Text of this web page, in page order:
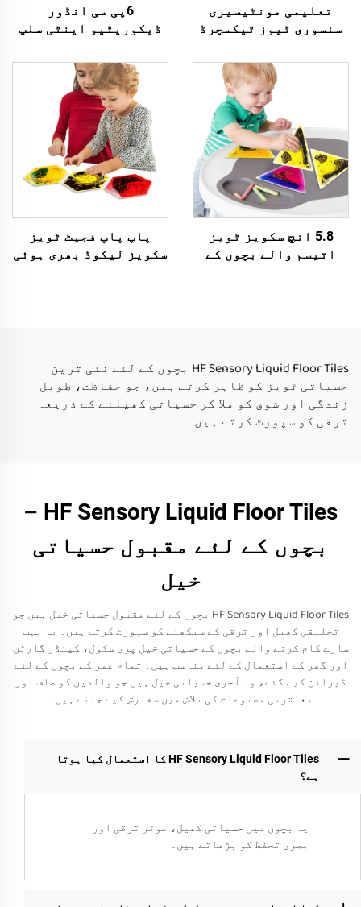
تعلیمی مونٹیسیری
سنسوری ٹیوز ٹیکسچرڈ
ٹائیلز کڈ پلی میٹ
سنسوری ٹیوز برائے
خودشاناسی بچوں
6پی سی انڈور
ڈیکوریٹیو اینٹی سلپ
تعلیمی طےین سٹائرکیس
فلور میٹ حسی خیلوں کے
لئے ات Zak Spectrum
بچوں کے لئے
5.8 انچ سکویز ٹویز
اتیسم والے بچوں کے
پاپ پاپ فجیٹ ٹویز
سکویز لیکوڈ بھری ہوئی
HF Sensory Liquid Floor Tiles بچوں کے لئے نئی ترین
حسیاتی ٹویز کو ظاہر کرتے ہیں، جو حفاظت، طویل
زندگی اور شوق کو ملا کر حسیاتی کھیلنے کے ذریعہ
ترقی کو سپورٹ کرتے ہیں۔
HF Sensory Liquid Floor Tiles –
بچوں کے لئے مقبول حسیاتی
خیل
HF Sensory Liquid Floor Tiles بچوں کے لئے مقبول حسیاتی خیل ہیں جو
تخلیقی کھیل اور ترقی کے سیکھنے کو سپورٹ کرتے ہیں۔ یہ بہت
سارے کام کرنے والے بچوں کے حسیاتی خیل پری سکول، کینڈر گارٹن
اور گھر کے استعمال کے لئے مناسب ہیں۔ تمام عمر کے بچوں کے لئے
ڈیزائن کیے گئے، وہ آخری حسیاتی خیل ہیں جو والدین کو صاف اور
معاشرتی مصنوعات کی تلاش میں سفارش کیے جاتے ہیں۔
HF Sensory Liquid Floor Tiles کا استعمال کیا ہوتا
ہے؟
یہ بچوں میں حسیاتی کھیل، موٹر ترقی اور
بصری تحفظ کو بڑھاتے ہیں۔